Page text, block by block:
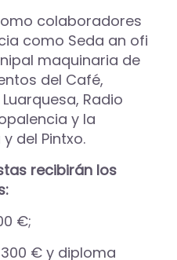
colaboradores
como Seda an ofi
maquinaria de
del Café,
Radio
y la
del Pintxo.
recibirán los
€;
€ y diploma